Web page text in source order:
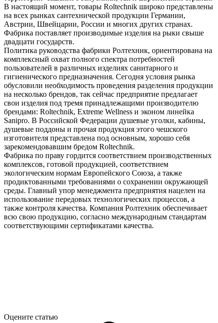
В настоящий момент, товары Roltechnik широко представлены
на всех рынках сантехнической продукции Германии,
Австрии, Швейцарии, России и многих других странах.
Фабрика поставляет производимые изделия на рыки свыше
двадцати государств.
Политика руководства фабрики Ролтехник, ориентирована на
комплексный охват полного спектра потребностей
пользователей в различных изделиях санитарного и
гигиенического предназначения. Сегодня условия рынка
обусловили необходимость проведения разделения продукции
на несколько брендов, так сейчас предприятие предлагает
свои изделия под тремя принадлежащими производителю
брендами: Roltechnik, Extreme Wellness и эконом линейка
Sanipro. В Российской Федерации душевые уголки, кабины,
душевые поддоны и прочая продукция этого чешского
изготовителя представлена под основным, хорошо себя
зарекомендовавшим бредом Roltechnik.
Фабрика по праву гордится соответствием производственных
комплексов, готовой продукцией, соответствием
экологическим нормам Европейского Союза, а также
продиктованными требованиями о сохранении окружающей
среды. Главный упор менеджмента предприятия нацелен на
использование передовых технологических процессов, а
также контроля качества. Компания Ролтехник обеспечивает
всю свою продукцию, согласно международным стандартам
соответствующими сертификатами качества.
Оцените статью